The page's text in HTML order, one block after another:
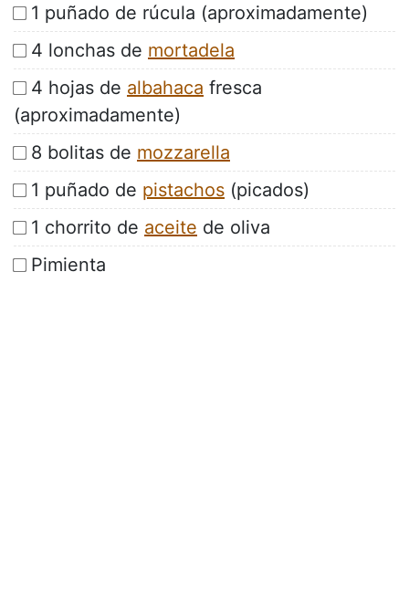
1 puñado de rúcula (aproximadamente)
4 lonchas de mortadela
4 hojas de albahaca fresca
(aproximadamente)
8 bolitas de mozzarella
1 puñado de pistachos (picados)
1 chorrito de aceite de oliva
Pimienta